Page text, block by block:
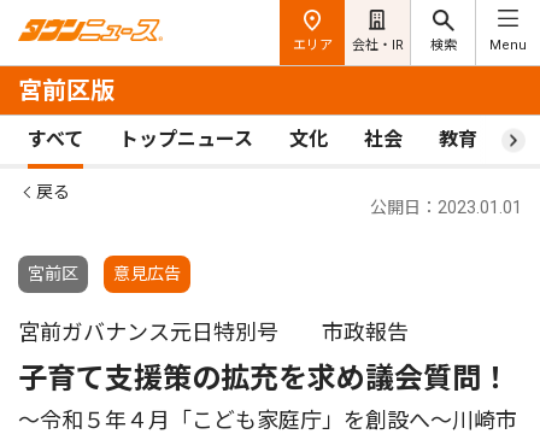
エリア 会社・IR 検索 Menu
宮前区版
すべて トップニュース 文化 社会 教育 ス
戻る
宮前区 意見広告
公開日：2023.01.01
宮前ガバナンス元日特別号 市政報告
子育て支援策の拡充を求め議会質問！
〜令和５年４月「こども家庭庁」を創設へ〜川崎市